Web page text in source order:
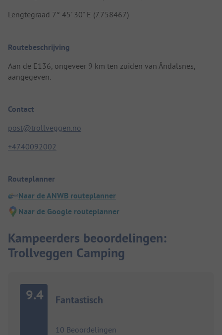
Lengtegraad 7° 45' 30" E (7.758467)
Routebeschrijving
Aan de E136, ongeveer 9 km ten zuiden van Åndalsnes,
aangegeven.
Contact
post@trollveggen.no
+4740092002
Routeplanner
Naar de ANWB routeplanner
Naar de Google routeplanner
Kampeerders beoordelingen:
Trollveggen Camping
9.4 Fantastisch
10 Beoordelingen